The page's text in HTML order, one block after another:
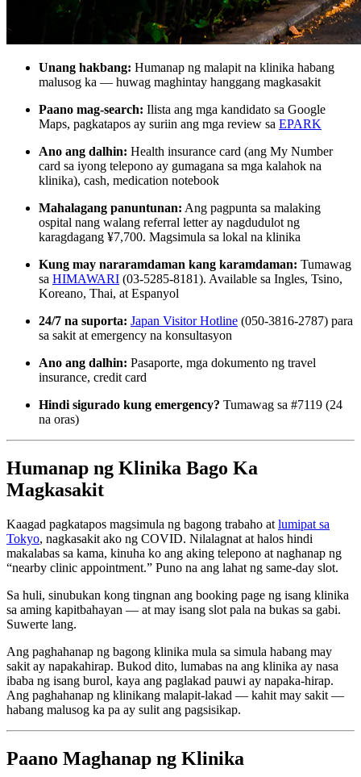
Unang hakbang: Humanap ng malapit na klinika habang
malusog ka — huwag maghintay hanggang magkasakit
Paano mag-search: Ilista ang mga kandidato sa Google
Maps, pagkatapos ay suriin ang mga review sa EPARK
Ano ang dalhin: Health insurance card (ang My Number
card sa iyong telepono ay gumagana sa mga kalahok na
klinika), cash, medication notebook
Mahalagang panuntunan: Ang pagpunta sa malaking
ospital nang walang referral letter ay nagdudulot ng
karagdagang ¥7,700. Magsimula sa lokal na klinika
Kung may nararamdaman kang karamdaman: Tumawag
sa HIMAWARI (03-5285-8181). Available sa Ingles, Tsino,
Koreano, Thai, at Espanyol
24/7 na suporta: Japan Visitor Hotline (050-3816-2787) para
sa sakit at emergency na konsultasyon
Ano ang dalhin: Pasaporte, mga dokumento ng travel
insurance, credit card
Hindi sigurado kung emergency? Tumawag sa #7119 (24
na oras)
Humanap ng Klinika Bago Ka
Magkasakit
Kaagad pagkatapos magsimula ng bagong trabaho at lumipat sa
Tokyo, nagkasakit ako ng COVID. Nilalagnat at halos hindi
makalabas sa kama, kinuha ko ang aking telepono at naghanap ng
“nearby clinic appointment.” Puno na ang lahat ng same-day slot.
Sa huli, sinubukan kong tingnan ang booking page ng isang klinika
sa aming kapitbahayan — at may isang slot pala na bukas sa gabi.
Suwerte lang.
Ang paghahanap ng bagong klinika mula sa simula habang may
sakit ay napakahirap. Bukod dito, lumabas na ang klinika ay nasa
ibaba ng isang burol, kaya ang paglakad pauwi ay napaka-hirap.
Ang paghahanap ng klinikang malapit-lakad — kahit may sakit —
habang malusog ka pa ay sulit ang pagsisikap.
Paano Maghanap ng Klinika